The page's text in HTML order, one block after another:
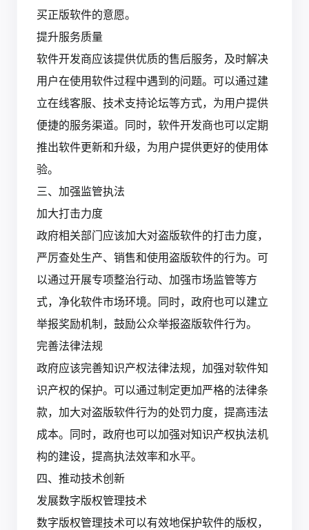
买正版软件的意愿。
提升服务质量
软件开发商应该提供优质的售后服务，及时解决
用户在使用软件过程中遇到的问题。可以通过建
立在线客服、技术支持论坛等方式，为用户提供
便捷的服务渠道。同时，软件开发商也可以定期
推出软件更新和升级，为用户提供更好的使用体
验。
三、加强监管执法
加大打击力度
政府相关部门应该加大对盗版软件的打击力度，
严厉查处生产、销售和使用盗版软件的行为。可
以通过开展专项整治行动、加强市场监管等方
式，净化软件市场环境。同时，政府也可以建立
举报奖励机制，鼓励公众举报盗版软件行为。
完善法律法规
政府应该完善知识产权法律法规，加强对软件知
识产权的保护。可以通过制定更加严格的法律条
款，加大对盗版软件行为的处罚力度，提高违法
成本。同时，政府也可以加强对知识产权执法机
构的建设，提高执法效率和水平。
四、推动技术创新
发展数字版权管理技术
数字版权管理技术可以有效地保护软件的版权，